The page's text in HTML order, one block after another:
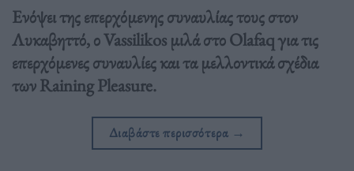
Ενόψει της επερχόμενης συναυλίας τους στον
Λυκαβηττό, ο Vassilikos μιλά στο Olafaq για τις
επερχόμενες συναυλίες και τα μελλοντικά σχέδια
των Raining Pleasure.
Διαβάστε περισσότερα →